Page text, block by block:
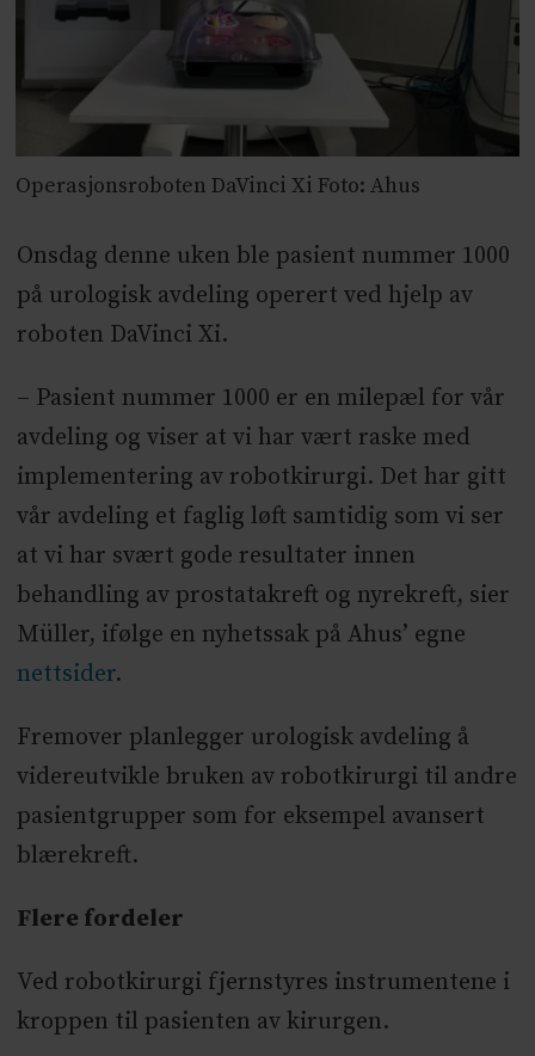
Operasjonsroboten DaVinci Xi Foto: Ahus
Onsdag denne uken ble pasient nummer 1000
på urologisk avdeling operert ved hjelp av
roboten DaVinci Xi.
– Pasient nummer 1000 er en milepæl for vår
avdeling og viser at vi har vært raske med
implementering av robotkirurgi. Det har gitt
vår avdeling et faglig løft samtidig som vi ser
at vi har svært gode resultater innen
behandling av prostatakreft og nyrekreft, sier
Müller, ifølge en nyhetssak på Ahus’ egne
nettsider.
Fremover planlegger urologisk avdeling å
videreutvikle bruken av robotkirurgi til andre
pasientgrupper som for eksempel avansert
blærekreft.
Flere fordeler
Ved robotkirurgi fjernstyres instrumentene i
kroppen til pasienten av kirurgen.